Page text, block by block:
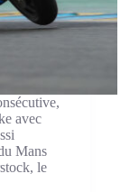
avec
Mans
le